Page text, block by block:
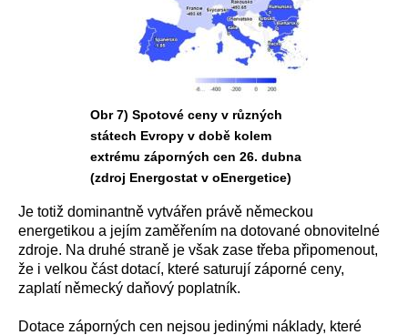
Obr 7) Spotové ceny v různých
státech Evropy v době kolem
extrému záporných cen 26. dubna
(zdroj Energostat v oEnergetice)
Je totiž dominantně vytvářen právě německou
energetikou a jejím zaměřením na dotované obnovitelné
zdroje. Na druhé straně je však zase třeba připomenout,
že i velkou část dotací, které saturují záporné ceny,
zaplatí německý daňový poplatník.
Dotace záporných cen nejsou jedinými náklady, které